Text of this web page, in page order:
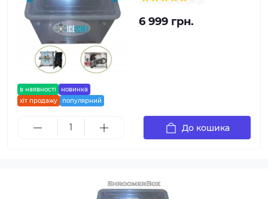
в наявності
новинка
хіт продажу
популярний
6 999 грн.
До кошика